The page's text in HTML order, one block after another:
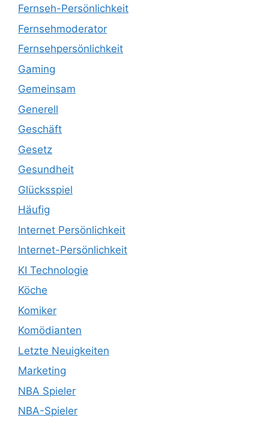
Fernseh-Persönlichkeit
Fernsehmoderator
Fernsehpersönlichkeit
Gaming
Gemeinsam
Generell
Geschäft
Gesetz
Gesundheit
Glücksspiel
Häufig
Internet Persönlichkeit
Internet-Persönlichkeit
KI Technologie
Köche
Komiker
Komödianten
Letzte Neuigkeiten
Marketing
NBA Spieler
NBA-Spieler